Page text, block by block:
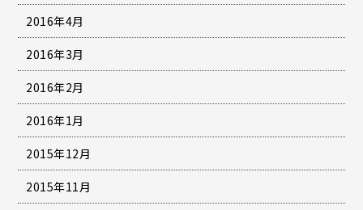
2016年4月
2016年3月
2016年2月
2016年1月
2015年12月
2015年11月